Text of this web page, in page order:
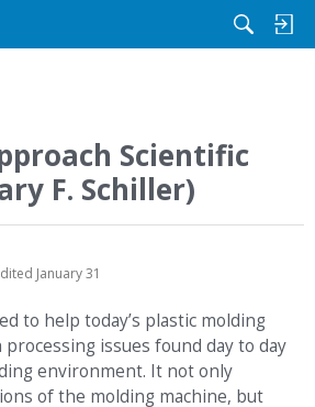
Scientific
F. Schiller)
January 31
to help today’s plastic molding
issues found day to day
environment. It not only
of the molding machine, but